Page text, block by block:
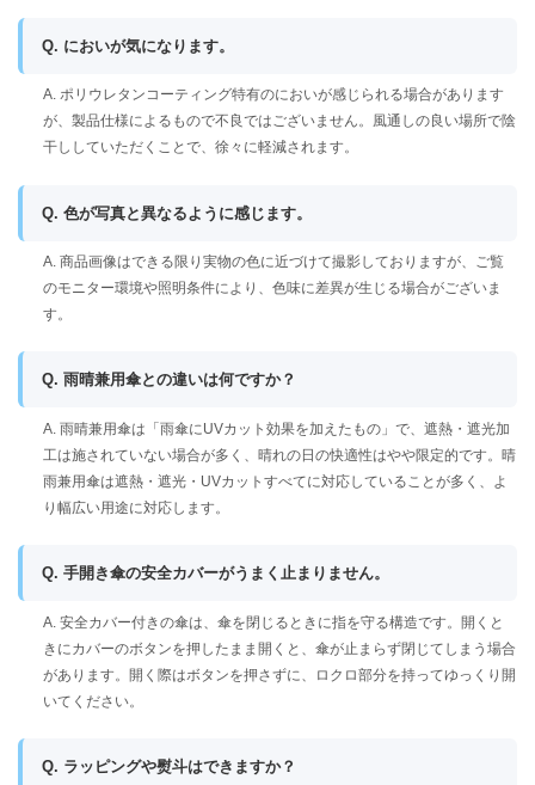
Q. においが気になります。
A. ポリウレタンコーティング特有のにおいが感じられる場合があります
が、製品仕様によるもので不良ではございません。風通しの良い場所で陰
干ししていただくことで、徐々に軽減されます。
Q. 色が写真と異なるように感じます。
A. 商品画像はできる限り実物の色に近づけて撮影しておりますが、ご覧
のモニター環境や照明条件により、色味に差異が生じる場合がございま
す。
Q. 雨晴兼用傘との違いは何ですか？
A. 雨晴兼用傘は「雨傘にUVカット効果を加えたもの」で、遮熱・遮光加
工は施されていない場合が多く、晴れの日の快適性はやや限定的です。晴
雨兼用傘は遮熱・遮光・UVカットすべてに対応していることが多く、よ
り幅広い用途に対応します。
Q. 手開き傘の安全カバーがうまく止まりません。
A. 安全カバー付きの傘は、傘を閉じるときに指を守る構造です。開くと
きにカバーのボタンを押したまま開くと、傘が止まらず閉じてしまう場合
があります。開く際はボタンを押さずに、ロクロ部分を持ってゆっくり開
いてください。
Q. ラッピングや熨斗はできますか？